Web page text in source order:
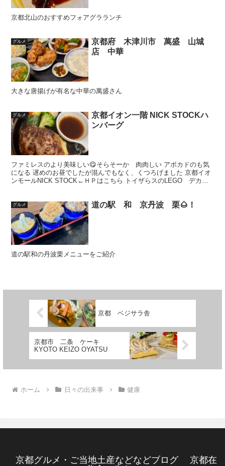
京都北山のおすすめフォアグラランチ
グルメ
京都府 木津川市 萬盛 山城
店 中華
大きな唐揚げが有名な中華の萬盛さん
グルメ
京都イオン一階 NICK STOCKハ
ンバーグ
ファミレスのより美味しい😋そらそーか 肉肉しい アボカドのも気
になる 遅めのお昼でしたが混んでもなく、くつろげました 京都イオ
ンモールNICK STOCK←ＨＰはこちら トイザらスのLEGO デカ
グルメ 道の駅 和 京丹波 栗🌰！
道の駅和の丹波栗メニューをご紹介
京都 ベジサラ舎
京都市 二条 ケーキ
KYOTO KEIZO OYATSU
ホーム 日々の出来事 健康
京都グルメ・ご当地土産などなどブログ 京都在